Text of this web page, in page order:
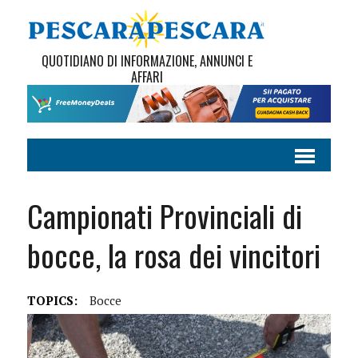
QUOTIDIANO DI INFORMAZIONE, ANNUNCI E
AFFARI
Campionati Provinciali di
bocce, la rosa dei vincitori
TOPICS: Bocce